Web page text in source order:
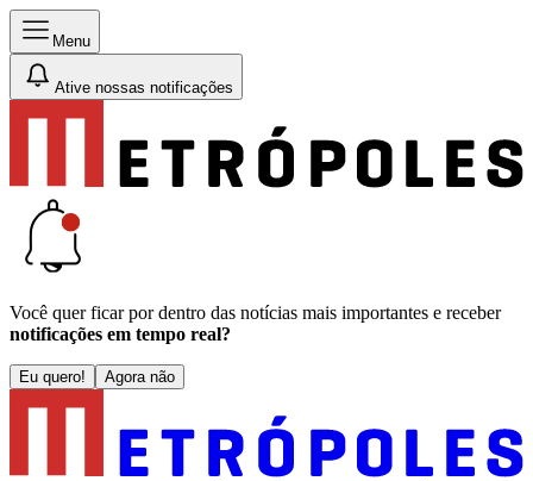
Menu
Ative nossas notificações
Você quer ficar por dentro das notícias mais importantes e receber
notificações em tempo real?
Eu quero! Agora não